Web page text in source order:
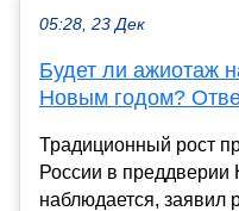
05:28, 23 Дек
Будет ли ажиотаж
Новым годом?
Традиционный рост
России в преддверии
наблюдается, заявил